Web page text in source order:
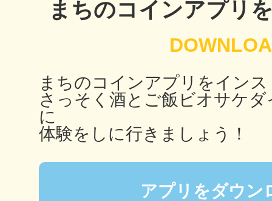
まちのコインアプリ
まちのコインアプリをイン
さっそく酒とご飯ビオサケ
に
体験をしに行きましょう！
アプリをダウン
池袋
生駒
秋葉原